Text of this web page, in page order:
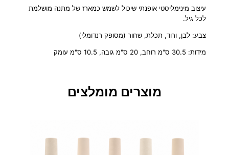
ר
ח
ס
ק
ת
עיצוב מינימליסטי אופנתי שיכול לשמש כמארז של מתנה מושלמת
לכל גיל.
צבע: לבן, ורוד, תכלת, שחור (מסופק רנדומלי)
מידות: 30.5 ס"מ רוחב, 20 ס"מ גובה, 10.5 ס"מ עומק
מוצרים מומלצים